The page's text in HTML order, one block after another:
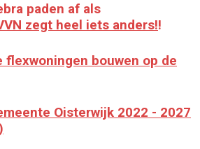
paden af als
zegt heel iets anders!!
flexwoningen bouwen op de
Oisterwijk 2022 - 2027